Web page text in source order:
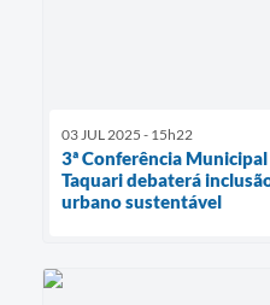
03 JUL 2025 - 15h22
3ª Conferência
Taquari debaterá
urbano sustentável